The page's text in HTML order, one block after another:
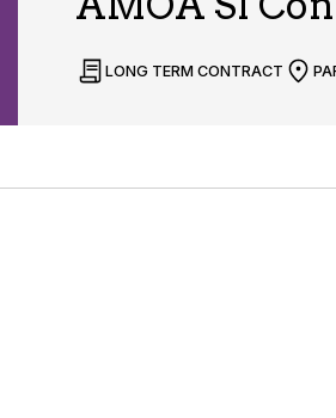
LONG TERM CONTRACT